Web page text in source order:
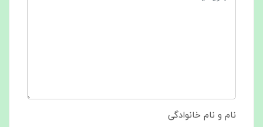
نام و نام خانوادگی